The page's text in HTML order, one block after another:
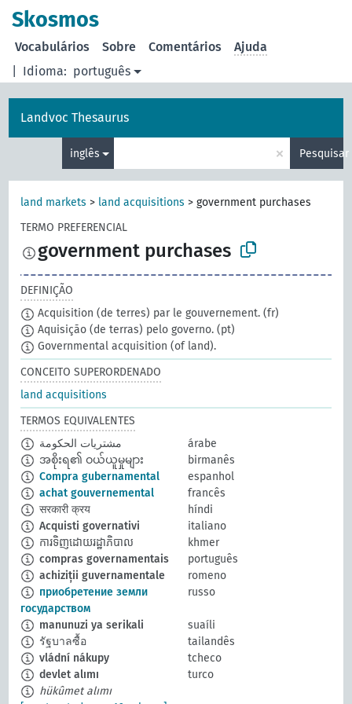
principal
Skosmos
Idioma: português
Vocabulários Sobre Comentários Ajuda
Landvoc Thesaurus
inglês × Pesquisar
land markets > land acquisitions >government purchases
TERMO PREFERENCIAL
government purchases
DEFINIÇÃO
Acquisition (de terres) par le gouvernement. (fr)
Aquisição (de terras) pelo governo. (pt)
Governmental acquisition (of land).
CONCEITO SUPERORDENADO
land acquisitions
TERMOS EQUIVALENTES
مشتريات الحكومة
árabe
အစိုးရ၏ ဝယ်ယူမှုများ
birmanês
Compra gubernamental
espanhol
achat gouvernemental
francês
सरकारी क्रय
híndi
Acquisti governativi
italiano
ការទិញដោយរដ្ឋាភិបាល
khmer
compras governamentais
português
achiziții guvernamentale
romeno
приобретение земли
государством
russo
manunuzi ya serikali
suaíli
รัฐบาลซื้อ
tailandês
vládní nákupy
tcheco
devlet alımı
turco
hükûmet alımı